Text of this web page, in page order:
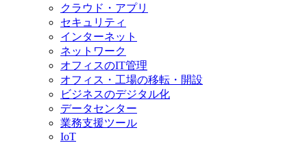
クラウド・アプリ
セキュリティ
インターネット
ネットワーク
オフィスのIT管理
オフィス・工場の移転・開設
ビジネスのデジタル化
データセンター
業務支援ツール
IoT